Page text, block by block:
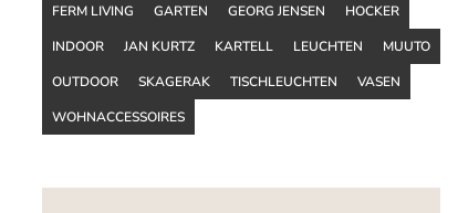
FERM LIVING
GARTEN GEORG JENSEN
HOCKER
INDOOR
JAN KURTZ KARTELL LEUCHTEN
MUUTO
OUTDOOR
SKAGERAK TISCHLEUCHTEN
VASEN
WOHNACCESSOIRES